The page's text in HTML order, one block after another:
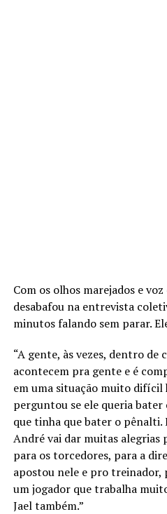
Com os olhos marejados e
desabafou na entrevista
minutos falando sem parar.
“A gente, às vezes, dentro de
acontecem pra gente e é
em uma situação muito difícil
perguntou se ele queria
que tinha que bater o
André vai dar muitas alegrias
para os torcedores, para a
apostou nele e pro treinador,
um jogador que trabalha
Jael também.”